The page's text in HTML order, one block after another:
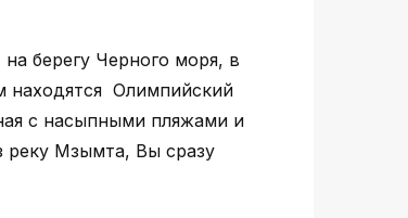
берегу Черного моря, в
находятся Олимпийский
с насыпными пляжами и
реку Мзымта, Вы сразу